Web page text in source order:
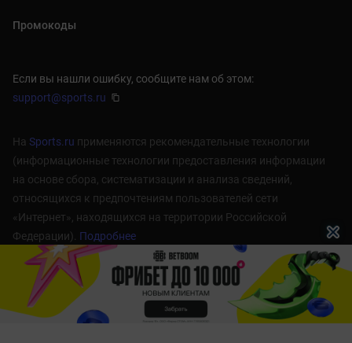
Промокоды
Если вы нашли ошибку, сообщите нам об этом:
support@sports.ru
На Sports.ru применяются рекомендательные технологии
(информационные технологии предоставления информации
на основе сбора, систематизации и анализа сведений,
относящихся к предпочтениям пользователей сети
«Интернет», находящихся на территории Российской
Федерации). Подробнее
1998 — 2026 © cyber.sports.ru 18+